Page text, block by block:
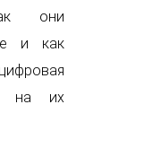
они
и как
на их